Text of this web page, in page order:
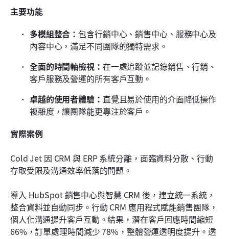
主要功能
多模組整合：包含行銷中心、銷售中心、服務中心及
內容中心，滿足不同團隊的獨特需求。
全面的時間軸檢視： 在一處追蹤並記錄銷售、行銷、
客戶服務及營運的所有客戶互動。
卓越的使用者體驗： 直覺且易於使用的介面降低操作
複雜度，讓團隊能更專注於客戶。
實際案例
Cold Jet 因 CRM 與 ERP 系統分離，面臨資料分散、行動
存取受限及溝通效率低落的問題。
導入 HubSpot 銷售中心與智慧 CRM 後，建立統一系統，
整合資料並自動同步。行動 CRM 應用程式賦能銷售團隊，
個人化溝通提升客戶互動。結果，潛在客戶回應時間縮短
66%，訂單處理時間減少 78%，整體營運透明度提升。透